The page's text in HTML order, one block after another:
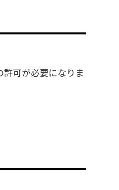
可が必要になりま